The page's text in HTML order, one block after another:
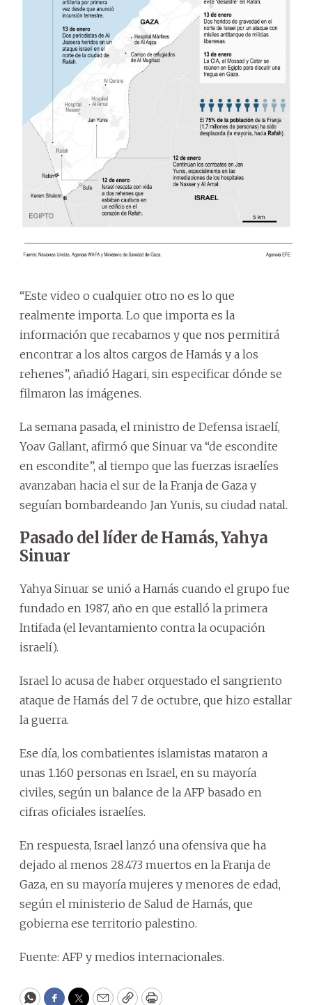
“Este video o cualquier otro no es lo que
realmente importa. Lo que importa es la
información que recabamos y que nos permitirá
encontrar a los altos cargos de Hamás y a los
rehenes”, añadió Hagari, sin especificar dónde se
filmaron las imágenes.
La semana pasada, el ministro de Defensa israelí,
Yoav Gallant, afirmó que Sinuar va “de escondite
en escondite”, al tiempo que las fuerzas israelíes
avanzaban hacia el sur de la Franja de Gaza y
seguían bombardeando Jan Yunis, su ciudad natal.
Pasado del líder de Hamás, Yahya
Sinuar
Yahya Sinuar se unió a Hamás cuando el grupo fue
fundado en 1987, año en que estalló la primera
Intifada (el levantamiento contra la ocupación
israelí).
Israel lo acusa de haber orquestado el sangriento
ataque de Hamás del 7 de octubre, que hizo estallar
la guerra.
Ese día, los combatientes islamistas mataron a
unas 1.160 personas en Israel, en su mayoría
civiles, según un balance de la AFP basado en
cifras oficiales israelíes.
En respuesta, Israel lanzó una ofensiva que ha
dejado al menos 28.473 muertos en la Franja de
Gaza, en su mayoría mujeres y menores de edad,
según el ministerio de Salud de Hamás, que
gobierna ese territorio palestino.
Fuente: AFP y medios internacionales.